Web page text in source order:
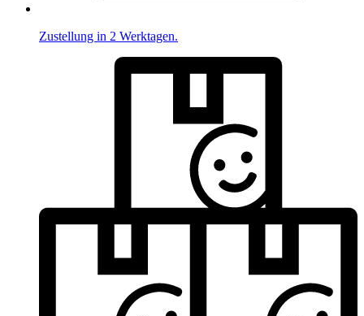
Zustellung in 2 Werktagen.